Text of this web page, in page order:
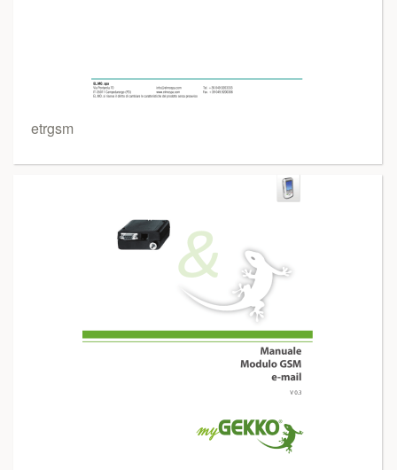
etrgsm